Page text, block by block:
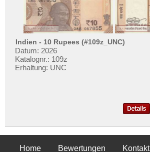
Indien - 10 Rupees (#109z_UNC)
Datum: 2026
Katalognr.: 109z
Erhaltung: UNC
Home Bewertungen Kontakt